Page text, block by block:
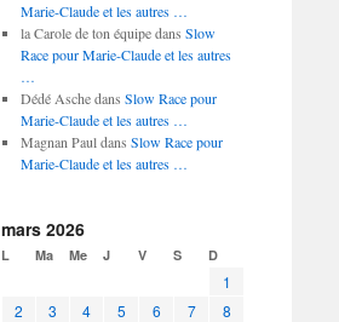
Marie-Claude et les autres …
la Carole de ton équipe dans Slow
Race pour Marie-Claude et les autres
…
Dédé Asche dans Slow Race pour
Marie-Claude et les autres …
Magnan Paul dans Slow Race pour
Marie-Claude et les autres …
mars 2026
L Ma Me J V S D
1
2
3 4 5 6 7
8